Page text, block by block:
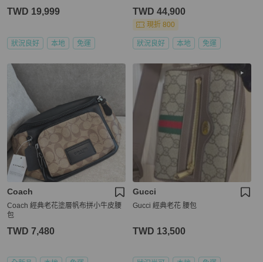
TWD 19,999
狀況良好 本地 免運
TWD 44,900
現折 800
狀況良好 本地 免運
Coach
Coach 經典老花塗層帆布拼小牛皮腰
包
TWD 7,480
Gucci
Gucci 經典老花 腰包
TWD 13,500